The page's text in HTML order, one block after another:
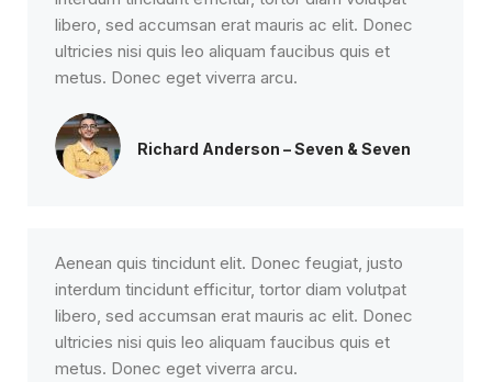
libero, sed accumsan erat mauris ac elit. Donec
ultricies nisi quis leo aliquam faucibus quis et
metus. Donec eget viverra arcu.
Richard Anderson – Seven & Seven
Aenean quis tincidunt elit. Donec feugiat, justo
interdum tincidunt efficitur, tortor diam volutpat
libero, sed accumsan erat mauris ac elit. Donec
ultricies nisi quis leo aliquam faucibus quis et
metus. Donec eget viverra arcu.